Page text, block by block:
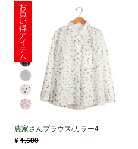
お
買
い
得
ア
イ
テ
ム
農家さんブラウス/カラー4
¥1,580